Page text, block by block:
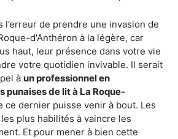
l’erreur de prendre une invasion de
d'Anthéron à la légère, car
haut, leur présence dans votre vie
votre quotidien invivable. Il serait
à un professionnel en
punaises de lit à La Roque-
ce dernier puisse venir à bout. Les
plus habilités à vaincre les
Et pour mener à bien cette